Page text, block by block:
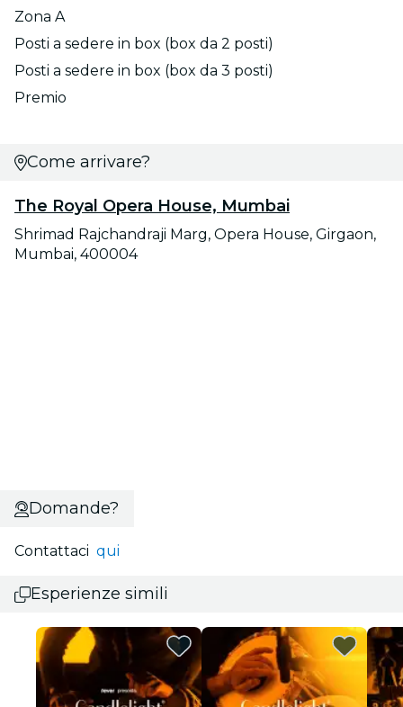
Zona A
Posti a sedere in box (box da 2 posti)
Posti a sedere in box (box da 3 posti)
Premio
Come arrivare?
The Royal Opera House, Mumbai
Shrimad Rajchandraji Marg, Opera House, Girgaon,
Mumbai, 400004
Domande?
Contattaci qui
Esperienze simili